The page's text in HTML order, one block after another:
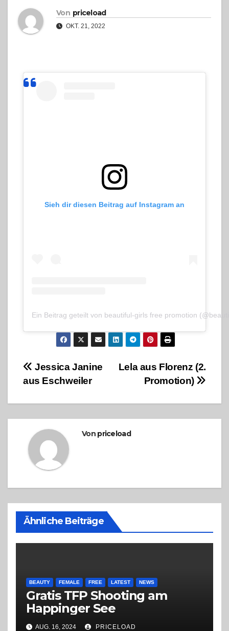
Von priceload
OKT. 21, 2022
Sieh dir diesen Beitrag auf Instagram an
Ein Beitrag geteilt von beautiful-girls free promotion
Beitragsnavigation
Lela aus Florenz (2.
Promotion)
Jessica Janine
aus Eschweiler
Von priceload
Ähnliche Beiträge
BEAUTY FEMALE FREE LATEST NEWS
Gratis TFP Shooting am
Happinger See
AUG. 16, 2024 PRICELOAD